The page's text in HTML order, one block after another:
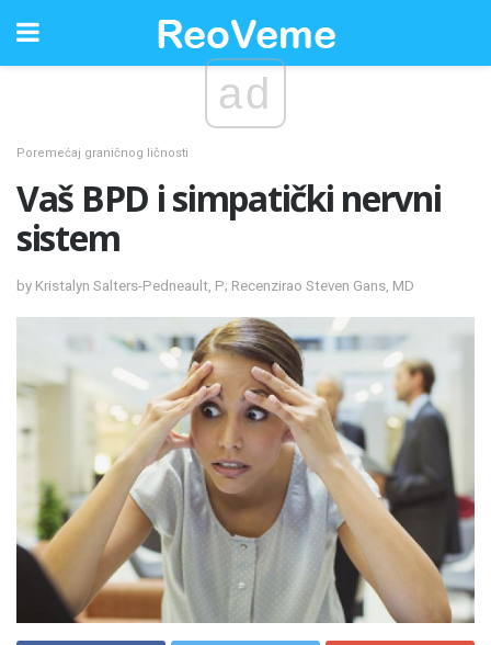
ad
Poremećaj graničnog ličnosti
Vaš BPD i simpatički nervni
sistem
by Kristalyn Salters-Pedneault, P; Recenzirao Steven Gans, MD